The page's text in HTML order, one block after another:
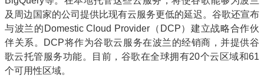
及周边国家的公司提供比现有云服务更低的延迟。谷歌还宣布
与波兰的Domestic Cloud Provider（DCP）建立战略合作伙
伴关系。DCP将作为谷歌云服务在波兰的经销商，并提供谷
歌云托管服务功能。目前，谷歌在全球拥有20个云区域和61
个可用性区域。